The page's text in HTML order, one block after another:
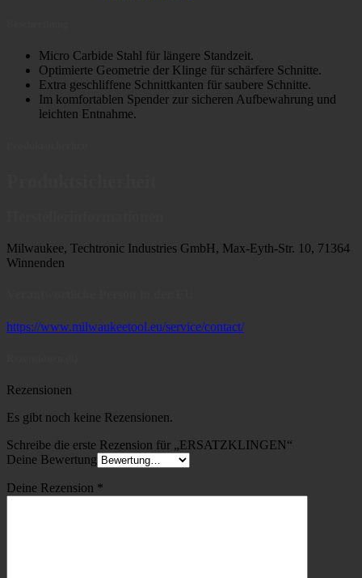
Micro Carbide Stahl für längere Standzeit.
Optimierte Geometrie der Klinge für schärfere Schnitte.
Extra geschliffene Schnittkanten für saubere Schnitte.
Im komfortablen Spender zur sicheren Aufbewahrung und
leichten Entnahme.
Milwaukee, Techtronic Industries GmbH, Max-Eyth-Str. 10, 71364
Winnenden
https://www.milwaukeetool.eu/service/contact/
Rezensionen
Es gibt noch keine Rezensionen.
Schreibe die erste Rezension für „ERSATZKLINGEN“
Deine Bewertung
Deine Rezension *